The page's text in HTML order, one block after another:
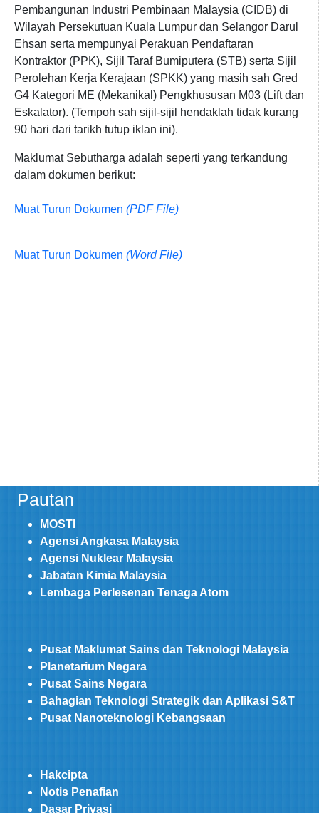
Pembangunan lndustri Pembinaan Malaysia (CIDB) di
Wilayah Persekutuan Kuala Lumpur dan Selangor Darul
Ehsan serta mempunyai Perakuan Pendaftaran
Kontraktor (PPK), Sijil Taraf Bumiputera (STB) serta Sijil
Perolehan Kerja Kerajaan (SPKK) yang masih sah Gred
G4 Kategori ME (Mekanikal) Pengkhususan M03 (Lift dan
Eskalator). (Tempoh sah sijil-sijil hendaklah tidak kurang
90 hari dari tarikh tutup iklan ini).
Maklumat Sebutharga adalah seperti yang terkandung
dalam dokumen berikut:
Muat Turun Dokumen (PDF File)
Muat Turun Dokumen (Word File)
Pautan
MOSTI
Agensi Angkasa Malaysia
Agensi Nuklear Malaysia
Jabatan Kimia Malaysia
Lembaga Perlesenan Tenaga Atom
Pusat Maklumat Sains dan Teknologi Malaysia
Planetarium Negara
Pusat Sains Negara
Bahagian Teknologi Strategik dan Aplikasi S&T
Pusat Nanoteknologi Kebangsaan
Hakcipta
Notis Penafian
Dasar Privasi